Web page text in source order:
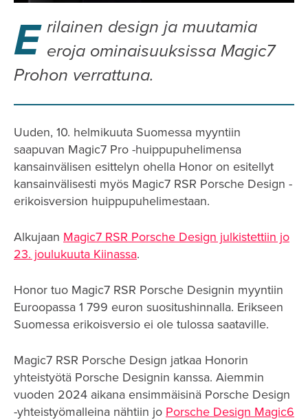
E rilainen design ja muutamia
eroja ominaisuuksissa Magic7
Prohon verrattuna.
Uuden, 10. helmikuuta Suomessa myyntiin
saapuvan Magic7 Pro -huippupuhelimensa
kansainvälisen esittelyn ohella Honor on esitellyt
kansainvälisesti myös Magic7 RSR Porsche Design -
erikoisversion huippupuhelimestaan.
Alkujaan Magic7 RSR Porsche Design julkistettiin jo
23. joulukuuta Kiinassa.
Honor tuo Magic7 RSR Porsche Designin myyntiin
Euroopassa 1 799 euron suositushinnalla. Erikseen
Suomessa erikoisversio ei ole tulossa saataville.
Magic7 RSR Porsche Design jatkaa Honorin
yhteistyötä Porsche Designin kanssa. Aiemmin
vuoden 2024 aikana ensimmäisinä Porsche Design
-yhteistyömalleina nähtiin jo Porsche Design Magic6